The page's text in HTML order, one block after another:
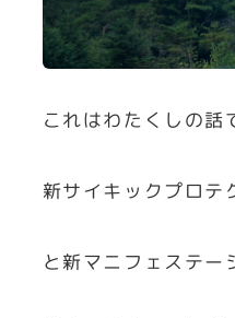
これはわたくしの話
新サイキックプロテ
と新マニフェステー